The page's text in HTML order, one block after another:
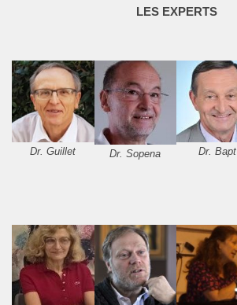
LES EXPERTS
Dr. Guillet Dr. Sopena Dr. Bapt